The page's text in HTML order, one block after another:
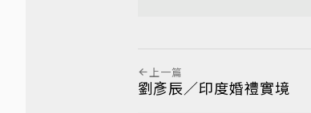
上一篇
劉彥辰／印度婚禮實境